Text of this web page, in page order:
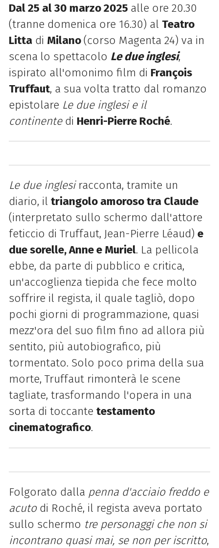
Dal 25 al 30 marzo 2025 alle ore 20.30
(tranne domenica ore 16.30) al Teatro
Littadi Milano(corso Magenta 24) va in
scena lo spettacolo Le due inglesi,
ispirato all'omonimo film di François
Truffaut, a sua volta tratto dal romanzo
epistolare Le due inglesi e il
continente di Henri-Pierre Roché.
Le due inglesiracconta, tramite un
diario, il triangolo amoroso tra Claude
(interpretato sullo schermo dall'attore
feticcio di Truffaut, Jean-Pierre Léaud) e
due sorelle, Anne e Muriel. La pellicola
ebbe, da parte di pubblico e critica,
un'accoglienza tiepida che fece molto
soffrire il regista, il quale tagliò, dopo
pochi giorni di programmazione, quasi
mezz'ora del suo film fino ad allora più
sentito, più autobiografico, più
tormentato. Solo poco prima della sua
morte, Truffaut rimonterà le scene
tagliate, trasformando l'opera in una
sorta di toccante testamento
cinematografico.
Folgorato dalla penna d'acciaio freddo e
acutodi Roché, il regista aveva portato
sullo schermo tre personaggi che non si
incontrano quasi mai, se non per iscritto,